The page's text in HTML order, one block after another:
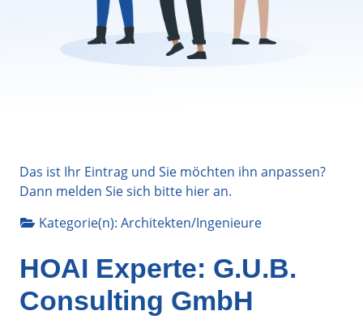
Das ist Ihr Eintrag und Sie möchten ihn anpassen?
Dann melden Sie sich bitte hieran.
Kategorie(n): Architekten/Ingenieure
HOAI Experte: G.U.B.
Consulting GmbH